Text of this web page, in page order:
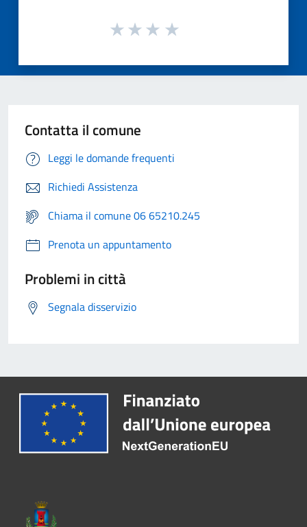
Contatta il comune
Leggi le domande frequenti
Richiedi Assistenza
Chiama il comune 06 65210.245
Prenota un appuntamento
Problemi in città
Segnala disservizio